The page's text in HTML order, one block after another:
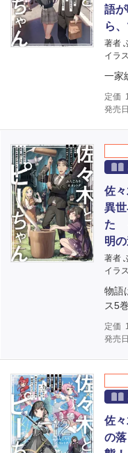
語
ら
著者
イラ
一家
定価
発売
佐
異
た
明
著者
イラ
物語
ス5
定価
発売
佐
の